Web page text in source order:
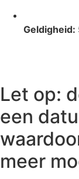
Geldigheid:
Let op:
een
meer